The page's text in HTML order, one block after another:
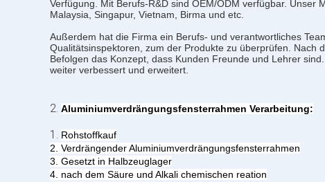
Verfügung. Mit Berufs-R&D sind OEM/ODM verfügbar. Unser
Malaysia, Singapur, Vietnam, Birma und etc.
Außerdem hat die Firma ein Berufs- und verantwortliches
Qualitätsinspektoren, zum der Produkte zu überprüfen. Nach
Befolgen das Konzept, dass Kunden Freunde und Lehrer
weiter verbessert und erweitert.
2. Aluminiumverdrängungsfensterrahmen Verarbeitung:
1. Rohstoffkauf
2. Verdrängender Aluminiumverdrängungsfensterrahmen
3. Gesetzt in Halbzeuglager
4. nach dem Säure und Alkali chemischen reation